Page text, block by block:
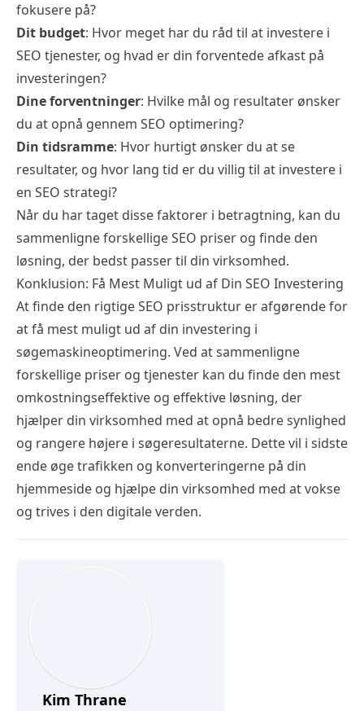
fokusere på?
Dit budget: Hvor meget har du råd til at investere i
SEO tjenester, og hvad er din forventede afkast på
investeringen?
Dine forventninger: Hvilke mål og resultater ønsker
du at opnå gennem SEO optimering?
Din tidsramme: Hvor hurtigt ønsker du at se
resultater, og hvor lang tid er du villig til at investere i
en SEO strategi?
Når du har taget disse faktorer i betragtning, kan du
sammenligne forskellige SEO priser og finde den
løsning, der bedst passer til din virksomhed.
Konklusion: Få Mest Muligt ud af Din SEO Investering
At finde den rigtige SEO prisstruktur er afgørende for
at få mest muligt ud af din investering i
søgemaskineoptimering. Ved at sammenligne
forskellige priser og tjenester kan du finde den mest
omkostningseffektive og effektive løsning, der
hjælper din virksomhed med at opnå bedre synlighed
og rangere højere i søgeresultaterne. Dette vil i sidste
ende øge trafikken og konverteringerne på din
hjemmeside og hjælpe din virksomhed med at vokse
og trives i den digitale verden.
Kim Thrane